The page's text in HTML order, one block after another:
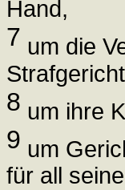
Hand,
7 um die
8 um ihre
9 um
für all